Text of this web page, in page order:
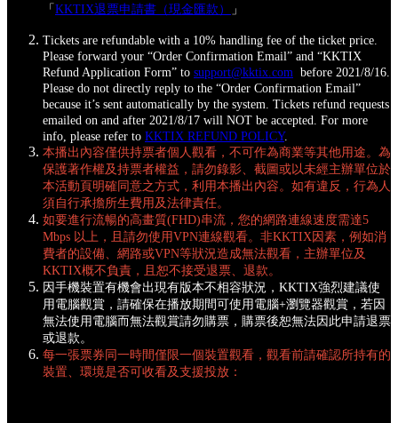
「 KKTIX退票申請書（現金匯款） 」
Tickets are refundable with a 10% handling fee of the ticket price.
Please forward your “Order Confirmation Email” and “KKTIX
Refund Application Form” to support@kktix.com before 2021/8/16.
Please do not directly reply to the “Order Confirmation Email”
because it’s sent automatically by the system. Tickets refund requests
emailed on and after 2021/8/17 will NOT be accepted. For more
info, please refer to KKTIX REFUND POLICY.
本播出內容僅供持票者個人觀看，不可作為商業等其他用途。為
保護著作權及持票者權益，請勿錄影、截圖或以未經主辦單位於
本活動頁明確同意之方式，利用本播出內容。如有違反，行為人
須自行承擔所生費用及法律責任。
如要進行流暢的高畫質(FHD)串流，您的網路連線速度需達5
Mbps 以上，且請勿使用VPN連線觀看。非KKTIX因素，例如消
費者的設備、網路或VPN等狀況造成無法觀看，主辦單位及
KKTIX概不負責，且恕不接受退票、退款。
因手機裝置有機會出現有版本不相容狀況，KKTIX強烈建議使
用電腦觀賞，請確保在播放期間可使用電腦+瀏覽器觀賞，若因
無法使用電腦而無法觀賞請勿購票，購票後恕無法因此申請退票
或退款。
每一張票券同一時間僅限一個裝置觀看，觀看前請確認所持有的
裝置、環境是否可收看及支援投放：